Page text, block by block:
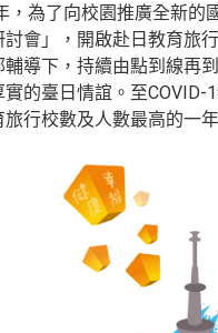
，為了向校園推廣全新的
討會」，開啟赴日教育旅
輔導下，持續由點到線再
實的臺日情誼。至
旅行校數及人數最高的一年